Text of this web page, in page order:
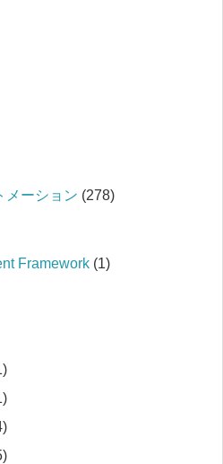
メーション (278)
Framework (1)